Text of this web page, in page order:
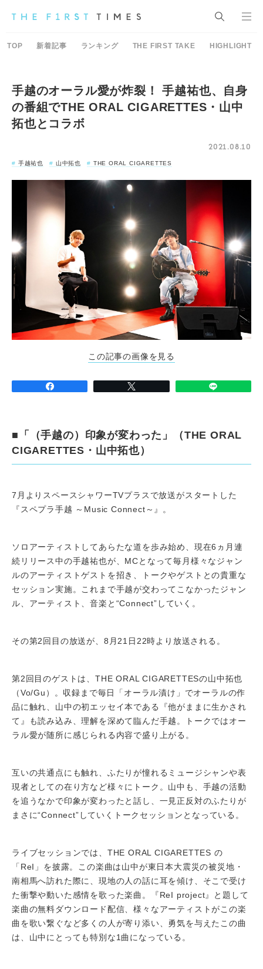
TOP 新着記事 ランキング THE FIRST TAKE HIGHLIGHT
手越のオーラル愛が炸裂！ 手越祐也、自身
の番組でTHE ORAL CIGARETTES・山中
拓也とコラボ
2021.08.10
手越祐也 山中拓也 THE ORAL CIGARETTES
この記事の画像を見る
■「（手越の）印象が変わった」（THE ORAL
CIGARETTES・山中拓也）
7月よりスペースシャワーTVプラスで放送がスタートした
『スペプラ手越 ～Music Connect～』。
ソロアーティストしてあらたな道を歩み始め、現在6ヵ月連
続リリース中の手越祐也が、MCとなって毎月様々なジャン
ルのアーティストゲストを招き、トークやゲストとの貴重な
セッション実施。これまで手越が交わってこなかったジャン
ル、アーティスト、音楽と“Connect”していく。
その第2回目の放送が、8月21日22時より放送される。
第2回目のゲストは、THE ORAL CIGARETTESの山中拓也
（Vo/Gu）。収録まで毎日「オーラル漬け」でオーラルの作
品に触れ、山中の初エッセイ本である『他がままに生かされ
て』も読み込み、理解を深めて臨んだ手越。トークではオー
ラル愛が随所に感じられる内容で盛り上がる。
互いの共通点にも触れ、ふたりが憧れるミュージシャンや表
現者としての在り方など様々にトーク。山中も、手越の活動
を追うなかで印象が変わったと話し、一見正反対のふたりが
まさに“Connect”していくトークセッションとなっている。
ライブセッションでは、THE ORAL CIGARETTES の
「ReI」を披露。この楽曲は山中が東日本大震災の被災地・
南相馬へ訪れた際に、現地の人の話に耳を傾け、そこで受け
た衝撃や動いた感情を歌った楽曲。『ReI project』と題して
楽曲の無料ダウンロード配信、様々なアーティストがこの楽
曲を歌い繋ぐなど多くの人が寄り添い、勇気を与えたこの曲
は、山中にとっても特別な1曲になっている。